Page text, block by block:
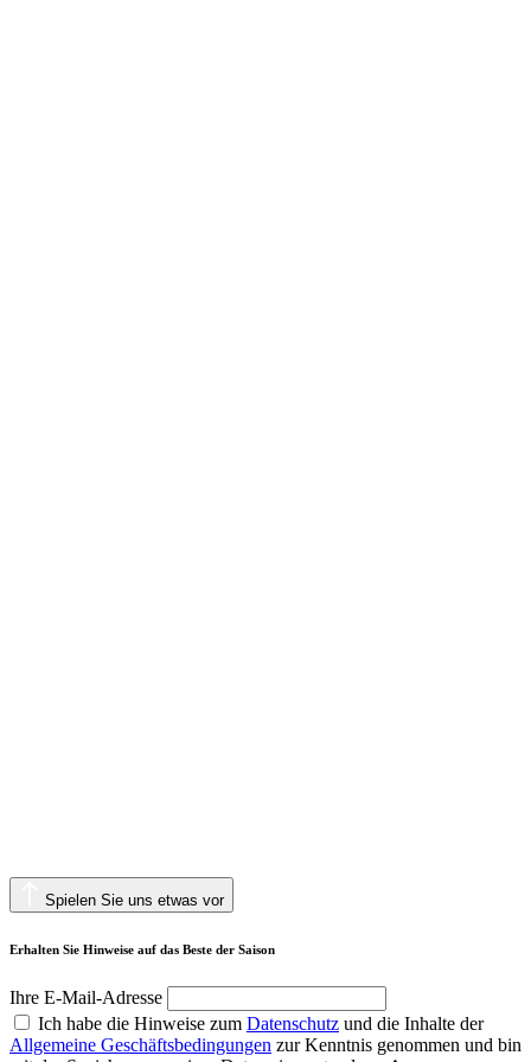
Spielen Sie uns etwas vor
Erhalten Sie Hinweise auf das Beste der Saison
Ihre E-Mail-Adresse
Ich habe die Hinweise zum Datenschutz und die Inhalte der
Allgemeine Geschäftsbedingungen zur Kenntnis genommen und bin